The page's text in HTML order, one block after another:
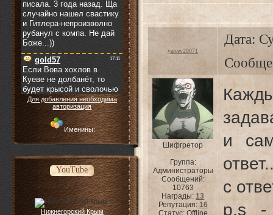
Для добавления необходима
авторизация
Именины:
YouTube
Нижнегорский Крым
yarcev20071
Дата:
Шифгретор
Группа:
Администраторы
Сообщений:
10763
Награды:13
Репутация: 16
Статус: Offline
и
с
p.s -